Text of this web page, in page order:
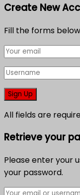
Create New
Fill the forms
All fields are
Retrieve your
Please enter your
your password.